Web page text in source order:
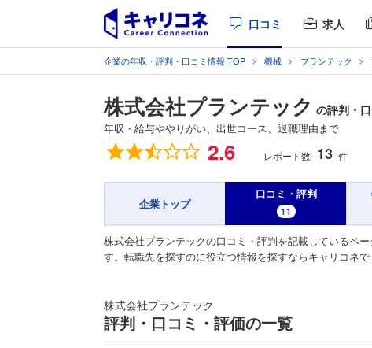
口コミ 求人
企業の年収・評判・口コミ情報 TOP 機械 プランテック
株式会社プランテック の評判・
年収・給与ややりがい、出世コース、退職理由まで
総合評価 2.6 レポート数 13 件
企業トップ
口コミ・評判
11
株式会社プランテックの口コミ・評判を記載しているペ
す。転職先を探すのに役立つ情報を探すならキャリコネで
株式会社プランテック
評判・口コミ・評価の一覧